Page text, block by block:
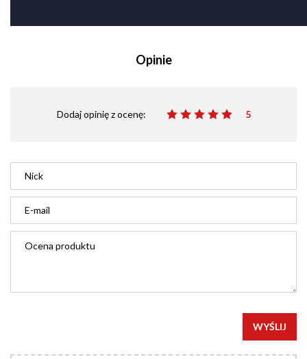
Opinie
Dodaj opinię z ocenę: 5
WYŚLIJ